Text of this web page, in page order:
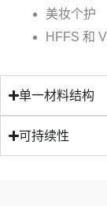
美妆个护
HFFS 和
单一材料结构
可持续性